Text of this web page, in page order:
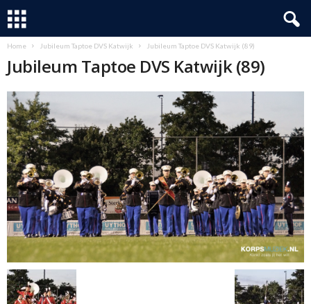
Home Jubileum Taptoe DVS Katwijk Jubileum Taptoe DVS Katwijk (89)
Jubileum Taptoe DVS Katwijk (89)